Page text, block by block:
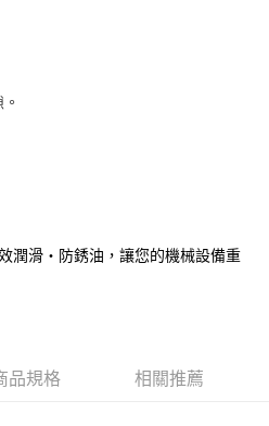
才付款」的支付方式。 讓您購物簡單
潤滑・防銹油，讓您的機械設備重
品規格 相關推薦